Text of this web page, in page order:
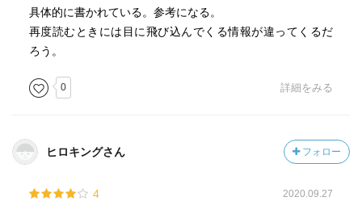
具体的に書かれている。参考になる。
再度読むときには目に飛び込んでくる情報が違ってくるだ
ろう。
0 詳細をみる
ヒロキングさん フォロー
4 2020.09.27